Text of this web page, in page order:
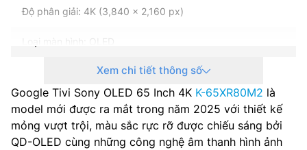
Độ phân giải: 4K (3,840 x 2,160 px)
Loại màn hình: OLED
Tần số quét: 120Hz
Hệ điều hành – Giao diện: Android TV
Bộ xử lý: XR Processor
Xem chi tiết thông số
Google Tivi Sony OLED 65 Inch 4K K-65XR80M2 là
model mới được ra mắt trong năm 2025 với thiết kế
mỏng vượt trội, màu sắc rực rỡ được chiếu sáng bởi
QD-OLED cùng những công nghệ âm thanh hình ảnh